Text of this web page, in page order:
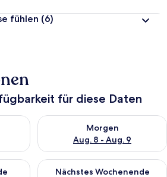
fühlen (6)
für diese Daten
für heute Nacht, Aug. 7 - Aug. 8.
Morgen
Aug. 8 - Aug. 9
Überprüfe die Verfügbarkeit
für dieses Wochenende, Aug. 7
Nächstes Wochenende
Überprüfe die Verfügbarkeit